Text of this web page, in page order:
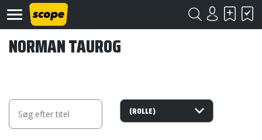
Om
NORMAN TAUROG